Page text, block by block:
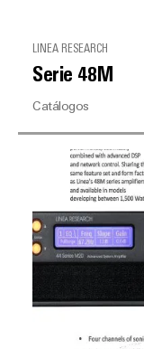
LINEA RESEARCH
Serie 48M
Catálogos